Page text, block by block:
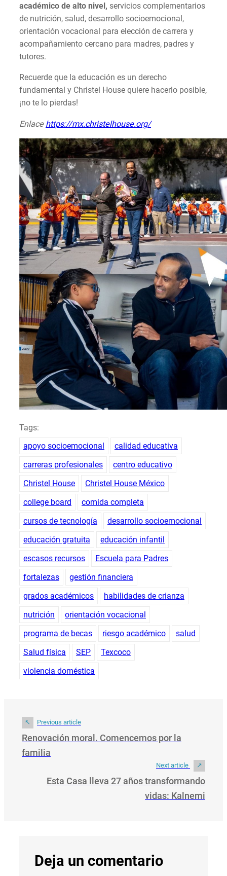
académico de alto nivel, servicios complementarios
de nutrición, salud, desarrollo socioemocional,
orientación vocacional para elección de carrera y
acompañamiento cercano para madres, padres y
tutores.
Recuerde que la educación es un derecho
fundamental y Christel House quiere hacerlo posible,
¡no te lo pierdas!
Enlace https://mx.christelhouse.org/
Tags:
apoyo socioemocional
calidad educativa
carreras profesionales
centro educativo
Christel House
Christel House México
college board
comida completa
cursos de tecnología
desarrollo socioemocional
educación gratuita
educación infantil
escasos recursos
Escuela para Padres
fortalezas
gestión financiera
grados académicos
habilidades de crianza
nutrición
orientación vocacional
programa de becas
riesgo académico
salud
Salud física
SEP
Texcoco
violencia doméstica
Previous article
Renovación moral. Comencemos por la
familia
Next article
Esta Casa lleva 27 años transformando
vidas: Kalnemi
Deja un comentario